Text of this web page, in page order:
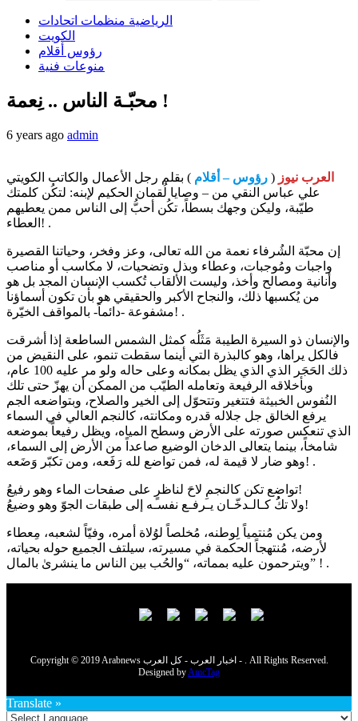
الرياضية منظمات اتحادات
الكويت
رؤوس أقلام
منوعات فنية
محبّـة الناس .. نِعمة !
6 years ago admin
العرب نيوز ( رؤوس – أقلام ) بقلم رجل الأعمال والكاتب الكويتي
علي عباس النقي من – وصايا لُقمان الحكيم لإبنه: لتكُن كلمتك
طيّبة، وليكن وجهك بسطاً، تكُن أحبُّ إلى الناس ممن يعطيهم
العطاء! .
إن محبّة الشُرفاء نعمة من الله تعالى، وعز وفخر، وحياتنا القصيرة
واجبات ومُوجبات، وعطاء وبذل وتضحيات، لا مكاسب أو مناصب
وأنانية ومصالح وأخذ، وليست الألقاب تُكسب الإنسان المجد بل هو
من يُكسبها ذلك، والنجاح الأكبر والحقيقي هو بأن تكون أسماؤنا
مشفوعة -دائماً- بالمواقف الخيّرة! .
والإنسان ذو السيرة الطيبة مَثَلُه كمثل الشمس الساطعة إذا أشرقت
فالكل يراها، وهو كالبذرة التي أينما سقطت تنمو، على النقيض من
ذلك الحَجَر الذي الذي يظل بمكانه وعلى حاله ولو مر عليه 100 عام،
وبأخلاقه الرفيعة وتعامله الطيّب من الممكن أن يهزّ حتى تلك
النُفوس الخبيثة فتتغير وتتحوّل إلى الخير والصلاح، وبتواضعه الجم
يرفع الخالق جل جلاله قدره ومكانته، كالنجم العالي في السماء
الذي تنعكس صورته على الأرض وسطح المياه، ويظل رفيعاً بموضعه
شامخاً، بينما يتعالى الدخان الوضيع صاعداً من الأرض إلى السماء،
وهو ضار لا قيمة له، فمن تواضع لله رَفَعه، ومن تكبّر وَضَعه! .
تواضع تكن كالنجمِ لاحَ لناظرٍ على صفحات الماء وهو رفيعُ!
ولا تكُُ كـالـدخّـان يـرفـع نفسـه إلى طبقات الجوّ وهو وضيعُ!
ومن يكن مُنتمياً لِوطنه، مُخلصاً لوُلاة أمره، وفيّاً لشعبه، مِعطاء
لأرضه، مُنتهجاً الحكمة في مسيرته، سيلتف الجميع حوله بحياته،
ويترحمون عليه بمماته، “والحُب بين الناس ما ينشرىٰ بالمال” ! .
Copyright © 2019 Arabnews اخبار العرب - كل العرب - . All Rights Reserved.
Designed byAmcTag
Translate »